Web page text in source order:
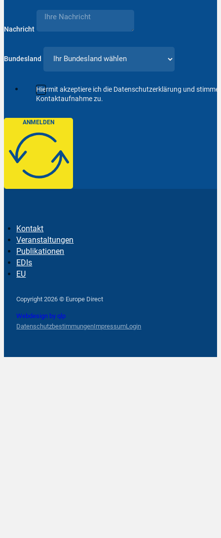
Nachricht
Bundesland
Hiermit akzeptiere ich die Datenschutzerklärung und
Kontaktaufnahme zu.
ANMELDEN
Kontakt
Veranstaltungen
Publikationen
EDIs
EU
Copyright 2026 © Europe Direct
Webdesign by qlp
DatenschutzbestimmungenImpressumLogin